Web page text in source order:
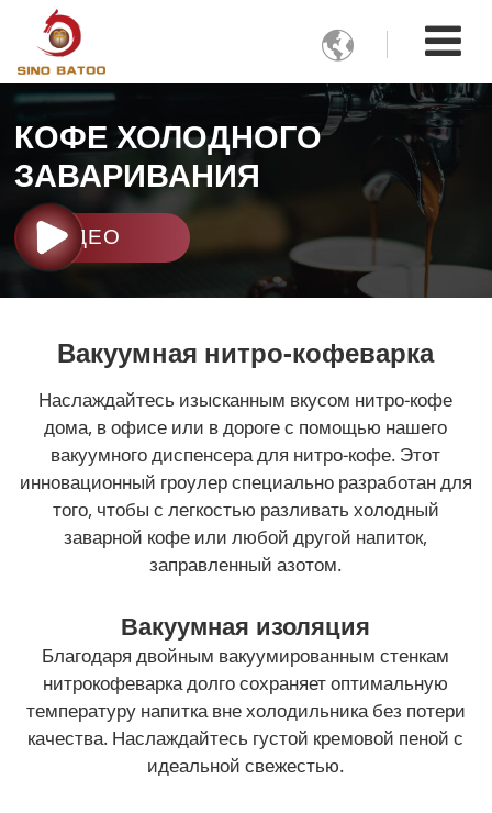

КОФЕ ХОЛОДНОГО
ЗАВАРИВАНИЯ
ВИДЕО
Вакуумная нитро-кофеварка
Наслаждайтесь изысканным вкусом нитро-кофе
дома, в офисе или в дороге с помощью нашего
вакуумного диспенсера для нитро-кофе. Этот
инновационный гроулер специально разработан для
того, чтобы с легкостью разливать холодный
заварной кофе или любой другой напиток,
заправленный азотом.
Вакуумная изоляция
Благодаря двойным вакуумированным стенкам
нитрокофеварка долго сохраняет оптимальную
температуру напитка вне холодильника без потери
качества. Наслаждайтесь густой кремовой пеной с
идеальной свежестью.